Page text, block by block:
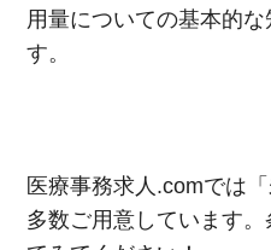
用量についての基本的
す。
医療事務求人 .comでは
多数ご用意しています
該当件数
9,618 件
他の